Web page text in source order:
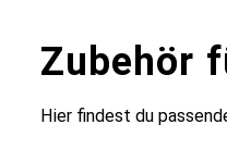
Zubehör
Hier findest du